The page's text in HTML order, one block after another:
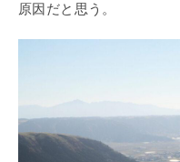
原因だと思う。